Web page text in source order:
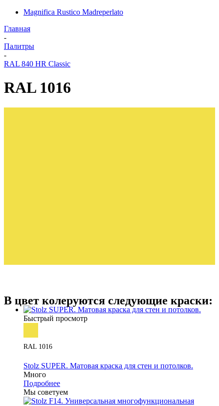
Magnifica Rustico Madreperlato
Главная
-
Палитры
-
RAL 840 HR Classic
RAL 1016
В цвет колеруются следующие краски:
Быстрый просмотр
RAL 1016
Stolz SUPER. Матовая краска для стен и потолков.
Много
Подробнее
Мы советуем